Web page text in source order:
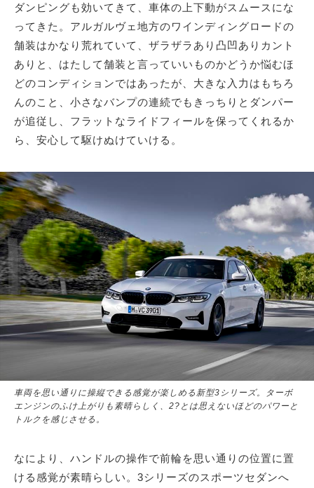
ダンピングも効いてきて、車体の上下動がスムースにな
ってきた。アルガルヴェ地方のワインディングロードの
舗装はかなり荒れていて、ザラザラあり凸凹ありカント
ありと、はたして舗装と言っていいものかどうか悩むほ
どのコンディションではあったが、大きな入力はもちろ
んのこと、小さなバンプの連続でもきっちりとダンパー
が追従し、フラットなライドフィールを保ってくれるか
ら、安心して駆けぬけていける。
車両を思い通りに操縦できる感覚が楽しめる新型3シリーズ。ターボ
エンジンのふけ上がりも素晴らしく、2?とは思えないほどのパワーと
トルクを感じさせる。
なにより、ハンドルの操作で前輪を思い通りの位置に置
ける感覚が素晴らしい。3シリーズのスポーツセダンへ